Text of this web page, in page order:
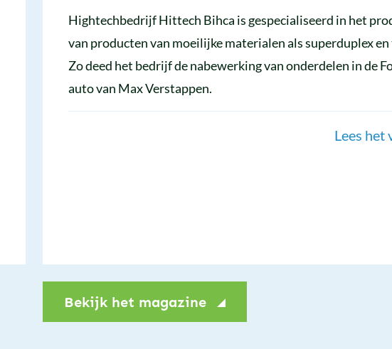
Hightechbedrijf Hittech Bihca is gespecialiseerd in het
van producten van moeilijke materialen als superduplex
Zo deed het bedrijf de nabewerking van onderdelen in de
auto van Max Verstappen.
Lees het
Bekijk het magazine